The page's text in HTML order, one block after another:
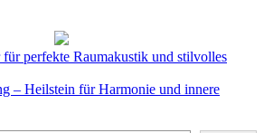
perfekte Raumakustik und stilvolles
– Heilstein für Harmonie und innere